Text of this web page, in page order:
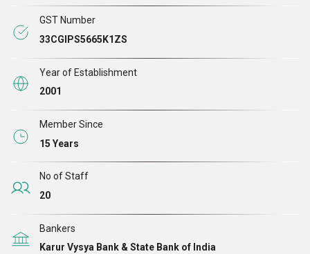
GST Number
33CGIPS5665K1ZS
Year of Establishment
2001
Member Since
15 Years
No of Staff
20
Bankers
Karur Vysya Bank & State Bank of India